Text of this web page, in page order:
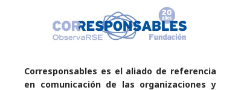
Corresponsables es el aliado de referencia
en comunicación de las organizaciones y